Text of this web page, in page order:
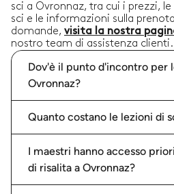
sci a Ovronnaz, tra cui i prezzi,
sci e le informazioni sulla
domande, visita la nostra
nostro team di assistenza clienti.
Dov'è il punto d'incontro per
Ovronnaz?
Quanto costano le lezioni di
I maestri hanno accesso
di risalita a Ovronnaz?